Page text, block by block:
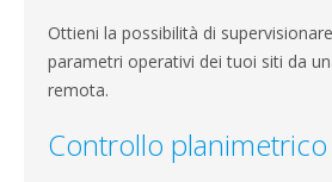
Ottieni la possibilità di
parametri operativi dei tuoi siti da
remota.
Controllo